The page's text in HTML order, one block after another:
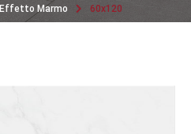
Effetto Marmo 60x120